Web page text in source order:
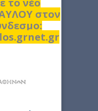
το νέο
στον